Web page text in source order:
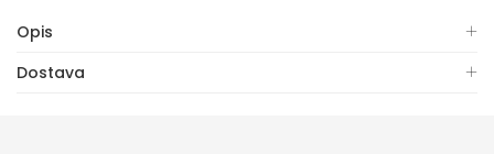
Opis
Dostava